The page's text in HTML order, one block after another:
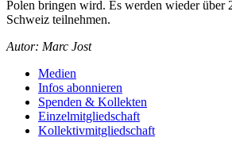
Polen bringen wird. Es werden wieder über
Schweiz teilnehmen.
Autor: Marc Jost
Medien
Infos abonnieren
Spenden & Kollekten
Einzelmitgliedschaft
Kollektivmitgliedschaft